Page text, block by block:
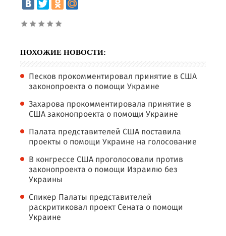
ПОХОЖИЕ НОВОСТИ:
Песков прокомментировал принятие в США
законопроекта о помощи Украине
Захарова прокомментировала принятие в
США законопроекта о помощи Украине
Палата представителей США поставила
проекты о помощи Украине на голосование
В конгрессе США проголосовали против
законопроекта о помощи Израилю без
Украины
Спикер Палаты представителей
раскритиковал проект Сената о помощи
Украине